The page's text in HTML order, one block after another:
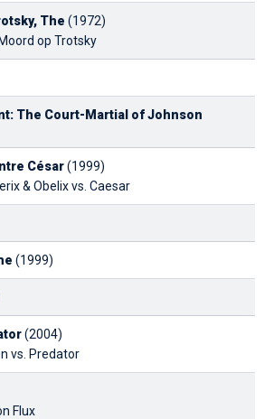
The (1972)
op Trotsky
The Court-Martial of Johnson
César(1999)
& Obelix vs. Caesar
(1999)
(2004)
vs. Predator
Flux